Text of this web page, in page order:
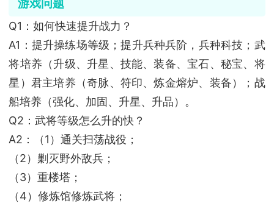
游戏问题
Q1：如何快速提升战力？
A1：提升操练场等级；提升兵种兵阶，兵种科技；武
将培养（升级、升星、技能、装备、宝石、秘宝、将
星）君主培养（奇脉、符印、炼金熔炉、装备）；战
船培养（强化、加固、升星、升品）。
Q2：武将等级怎么升的快？
A2：（1）通关扫荡战役；
（2）剿灭野外敌兵；
（3）重楼塔；
（4）修炼馆修炼武将；